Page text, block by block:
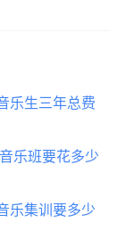
乐生三年总费
乐班要花多少
乐集训要多少